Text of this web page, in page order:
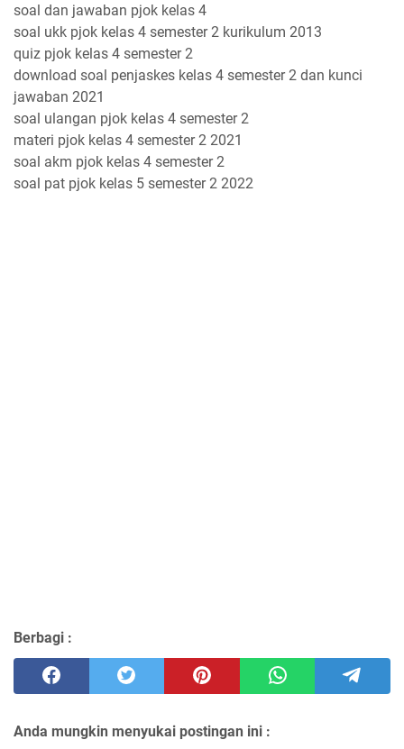
soal dan jawaban pjok kelas 4
soal ukk pjok kelas 4 semester 2 kurikulum 2013
quiz pjok kelas 4 semester 2
download soal penjaskes kelas 4 semester 2 dan kunci
jawaban 2021
soal ulangan pjok kelas 4 semester 2
materi pjok kelas 4 semester 2 2021
soal akm pjok kelas 4 semester 2
soal pat pjok kelas 5 semester 2 2022
Berbagi :
Anda mungkin menyukai postingan ini :